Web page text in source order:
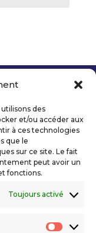
des
et/ou accéder aux
à ces technologies
que le
sur ce site. Le fait
peut avoir un
fonctions.
Toujours activé